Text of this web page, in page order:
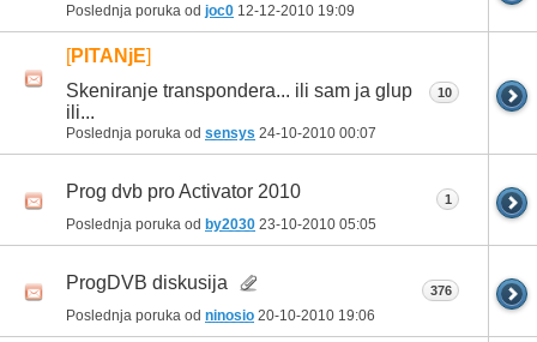
Poslednja poruka od joc0 12-12-2010 19:09
[PITANjE]
Skeniranje transpondera... ili sam ja glup
ili...
Poslednja poruka od sensys 24-10-2010 00:07
10
Prog dvb pro Activator 2010
Poslednja poruka od by2030 23-10-2010 05:05
1
ProgDVB diskusija
Poslednja poruka od ninosio 20-10-2010 19:06
376